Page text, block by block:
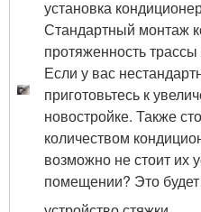
установка
Стандартный монтаж
протяженность
Если у вас
приготовьтесь к
новостройке. Также
количеством
возможно не стоит их
помещении? Это